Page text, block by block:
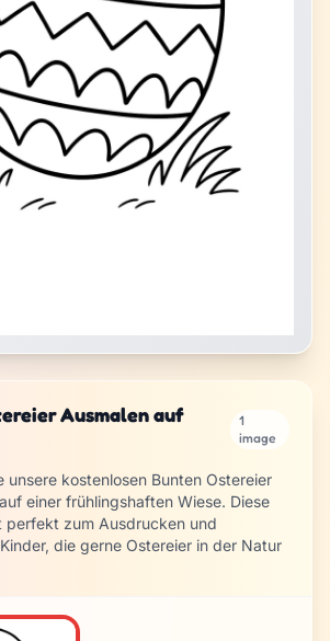
Ausmalen auf
1
image
unsere kostenlosen Bunten Ostereier
einer frühlingshaften Wiese. Diese
perfekt zum Ausdrucken und
die gerne Ostereier in der Natur